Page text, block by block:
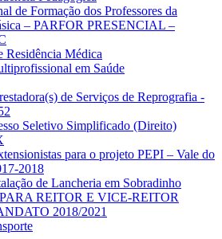
de Formação dos Professores da
– PARFOR PRESENCIAL –
Residência Médica
em Saúde
de Serviços de Reprografia -
Seletivo Simplificado (Direito)
para o projeto PEPI – Vale do
2018
de Lancheria em Sobradinho
REITOR E VICE-REITOR
2018/2021